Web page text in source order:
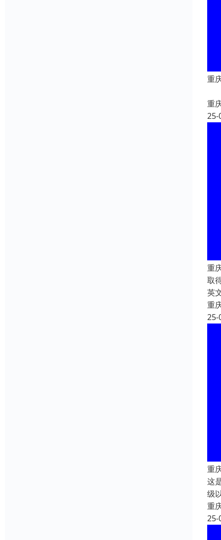
重
重
25-
重
取
英
重
25-
重
这
级
重
25-